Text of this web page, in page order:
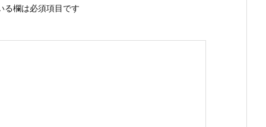
る欄は必須項目です